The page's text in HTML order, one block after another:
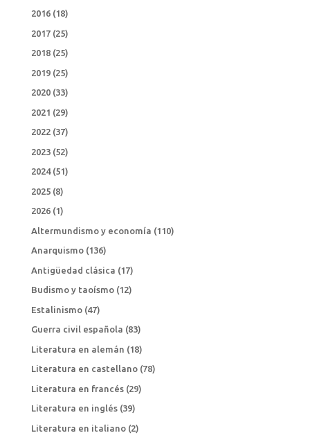
2016(18)
2017(25)
2018(25)
2019(25)
2020(33)
2021 (29)
2022(37)
2023(52)
2024(51)
2025(8)
2026(1)
Altermundismo y economía (110)
Anarquismo(136)
Antigüedad clásica (17)
Budismo y taoísmo(12)
Estalinismo(47)
Guerra civil española (83)
Literatura en alemán (18)
Literatura en castellano(78)
Literatura en francés(29)
Literatura en inglés(39)
Literatura en italiano(2)